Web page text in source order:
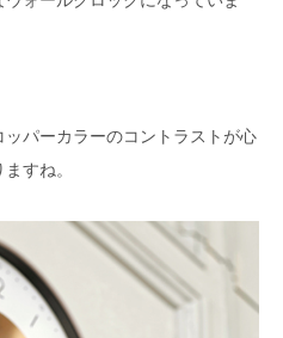
パーカラーのコントラストが心
すね。